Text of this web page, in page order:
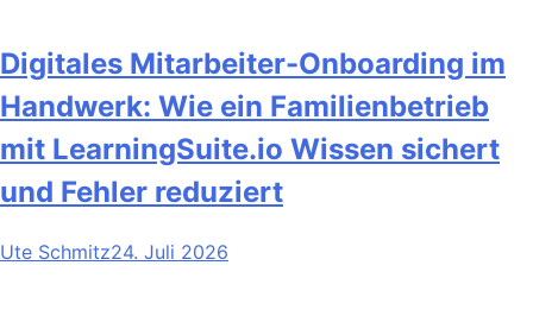
Digitales Mitarbeiter-Onboarding im
Handwerk: Wie ein Familienbetrieb
mit LearningSuite.io Wissen sichert
und Fehler reduziert
Ute Schmitz24. Juli 2026